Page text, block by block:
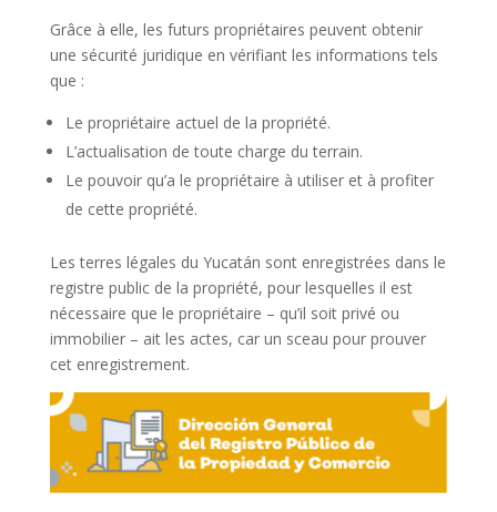
Grâce à elle, les futurs propriétaires peuvent obtenir
une sécurité juridique en vérifiant les informations tels
que :
Le propriétaire actuel de la propriété.
L’actualisation de toute charge du terrain.
Le pouvoir qu’a le propriétaire à utiliser et à profiter
de cette propriété.
Les terres légales du Yucatán sont enregistrées dans le
registre public de la propriété, pour lesquelles il est
nécessaire que le propriétaire – qu’il soit privé ou
immobilier – ait les actes, car un sceau pour prouver
cet enregistrement.